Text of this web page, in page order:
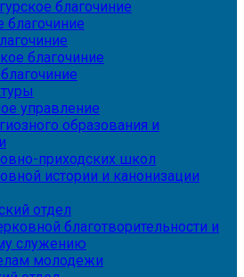
благочиние
благочиние
благочиние
управление
образования и
приходских школ
истории и канонизации
отдел
благотворительности и
служению
молодежи